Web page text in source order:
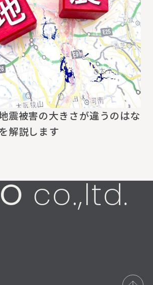
震被害の大きさが違うのはな
解説します
co.,ltd.